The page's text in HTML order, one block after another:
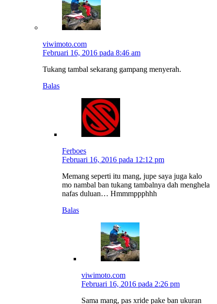
viwimoto.com
Februari 16, 2016 pada 8:46 am
Tukang tambal sekarang gampang menyerah.
Balas
Ferboes
Februari 16, 2016 pada 12:12 pm
Memang seperti itu mang, jupe saya juga kalo
mo nambal ban tukang tambalnya dah menghela
nafas duluan… Hmmmppphhh
Balas
viwimoto.com
Februari 16, 2016 pada 2:26 pm
Sama mang, pas xride pake ban ukuran